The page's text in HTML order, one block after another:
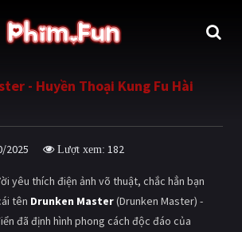
Hành động
Tội phạm - Hình sự
- Huyền Thoại Kung Fu Hài
2025 Lượt xem: 182
yêu thích điện ảnh võ thuật, chắc hẳn bạn
tên Drunken Master(Drunken Master) -
đã định hình phong cách độc đáo của